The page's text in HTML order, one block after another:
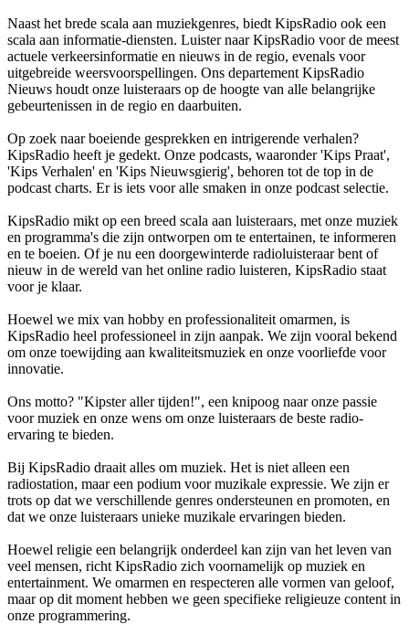
Naast het brede scala aan muziekgenres, biedt KipsRadio ook een
scala aan informatie-diensten. Luister naar KipsRadio voor de meest
actuele verkeersinformatie en nieuws in de regio, evenals voor
uitgebreide weersvoorspellingen. Ons departement KipsRadio
Nieuws houdt onze luisteraars op de hoogte van alle belangrijke
gebeurtenissen in de regio en daarbuiten.
Op zoek naar boeiende gesprekken en intrigerende verhalen?
KipsRadio heeft je gedekt. Onze podcasts, waaronder 'Kips Praat',
'Kips Verhalen' en 'Kips Nieuwsgierig', behoren tot de top in de
podcast charts. Er is iets voor alle smaken in onze podcast selectie.
KipsRadio mikt op een breed scala aan luisteraars, met onze muziek
en programma's die zijn ontworpen om te entertainen, te informeren
en te boeien. Of je nu een doorgewinterde radioluisteraar bent of
nieuw in de wereld van het online radio luisteren, KipsRadio staat
voor je klaar.
Hoewel we mix van hobby en professionaliteit omarmen, is
KipsRadio heel professioneel in zijn aanpak. We zijn vooral bekend
om onze toewijding aan kwaliteitsmuziek en onze voorliefde voor
innovatie.
Ons motto? "Kipster aller tijden!", een knipoog naar onze passie
voor muziek en onze wens om onze luisteraars de beste radio-
ervaring te bieden.
Bij KipsRadio draait alles om muziek. Het is niet alleen een
radiostation, maar een podium voor muzikale expressie. We zijn er
trots op dat we verschillende genres ondersteunen en promoten, en
dat we onze luisteraars unieke muzikale ervaringen bieden.
Hoewel religie een belangrijk onderdeel kan zijn van het leven van
veel mensen, richt KipsRadio zich voornamelijk op muziek en
entertainment. We omarmen en respecteren alle vormen van geloof,
maar op dit moment hebben we geen specifieke religieuze content in
onze programmering.